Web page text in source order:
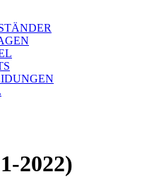
2022)